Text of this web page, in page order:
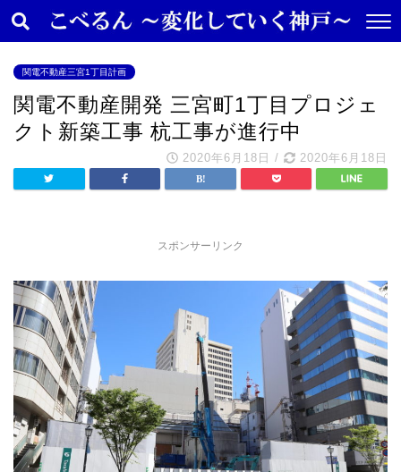
関電不動産三宮1丁目計画
関電不動産開発 三宮町1丁目プロジェ
クト新築工事 杭工事が進行中
2020年6月18日 / 2020年6月18日
スポンサーリンク